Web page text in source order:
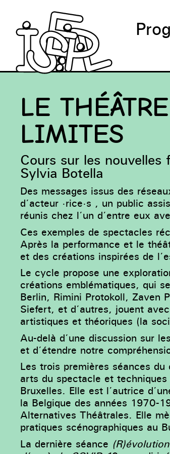
LE
LIMITES
Cours sur les nouvelles
Sylvia Botella
Des messages issus des
d’acteur ·rice·s , un public
réunis chez l’un d’entre eux
Ces exemples de spectacles
Après la performance et le
et des créations inspirées de
Le cycle propose une
créations emblématiques, qui
Berlin, Rimini Protokoll, Zaven
Siefert, et d’autres, jouent
artistiques et théoriques (la
Au-delà d’une discussion sur
et d’étendre notre
Les trois premières séances
arts du spectacle et
Bruxelles. Elle est l’autrice
la Belgique des années 1970-
Alternatives Théâtrales. Elle
pratiques scénographiques au
La dernière séance